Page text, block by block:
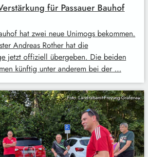
für Passauer Bauhof
hat zwei neue Unimogs bekommen.
Andreas Rother hat die
jetzt offiziell übergeben. Die beiden
künftig unter anderem bei der …
Foto: Landratsamt Freyung-Grafenau